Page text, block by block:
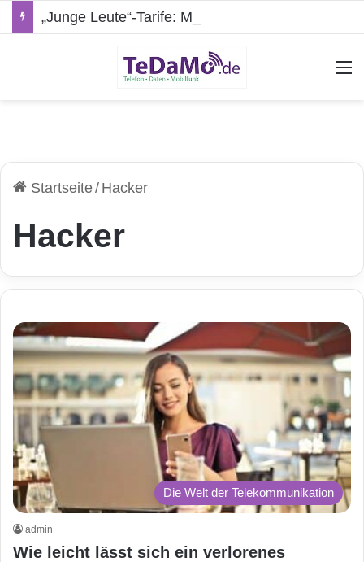
Startseite/ Hacker
Hacker
Die Welt der Telekommunikation
admin
Wie leicht lässt sich ein verlorenes